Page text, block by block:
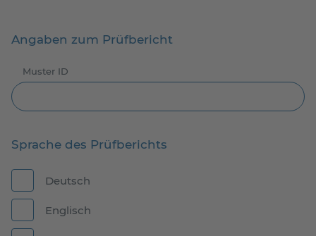
Angaben zum Prüfbericht
Muster ID
Sprache des Prüfberichts
Deutsch
Englisch